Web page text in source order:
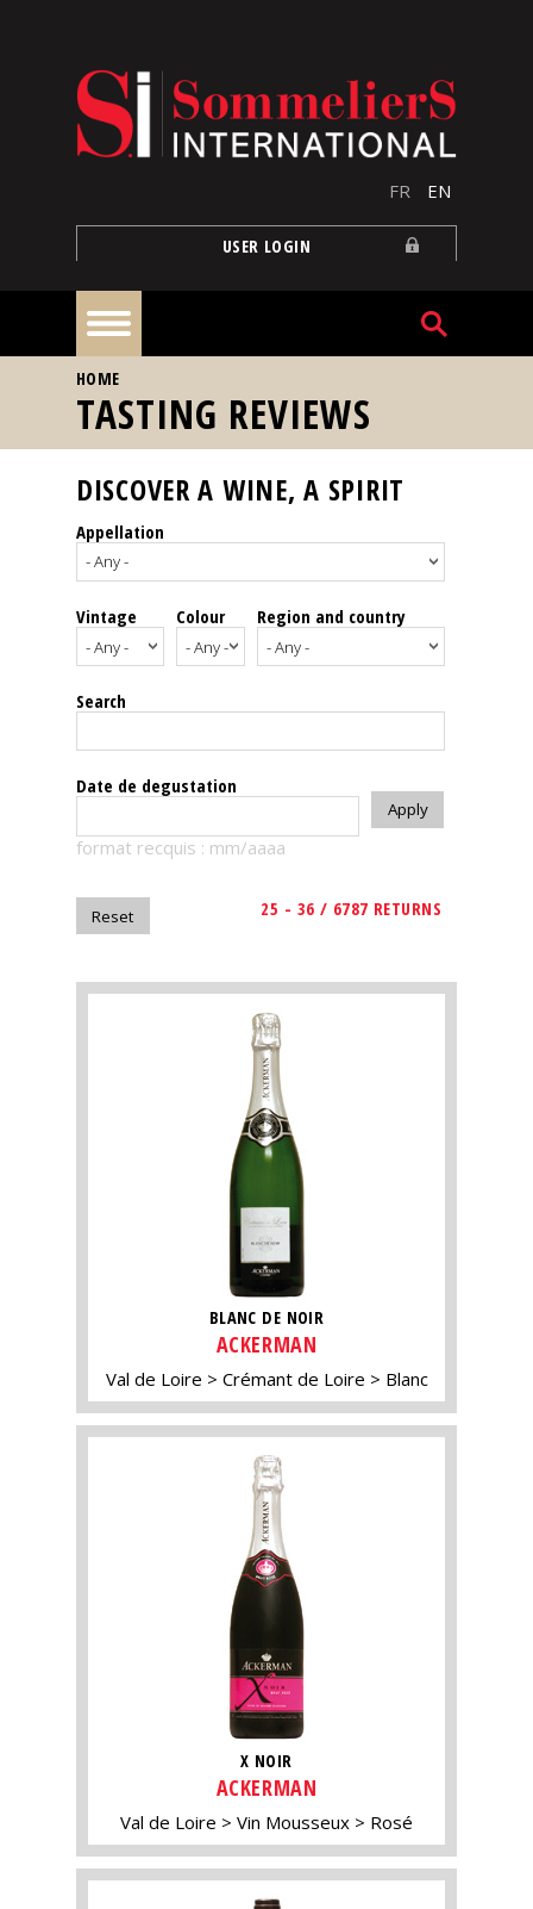
FR EN
USER LOGIN
Home
Our
events
Spirits
Tasting
reviews
The
magazine
Magazine
YOU ARE HERE
HOME
TASTING REVIEWS
DISCOVER A WINE, A SPIRIT
Appellation
Vintage Colour Region and country
Search
Date de degustation
format recquis : mm/aaaa
25 - 36 / 6787 RETURNS
BLANC DE NOIR
ACKERMAN
Val de Loire Crémant de Loire Blanc
X NOIR
ACKERMAN
Val de Loire Vin Mousseux Rosé